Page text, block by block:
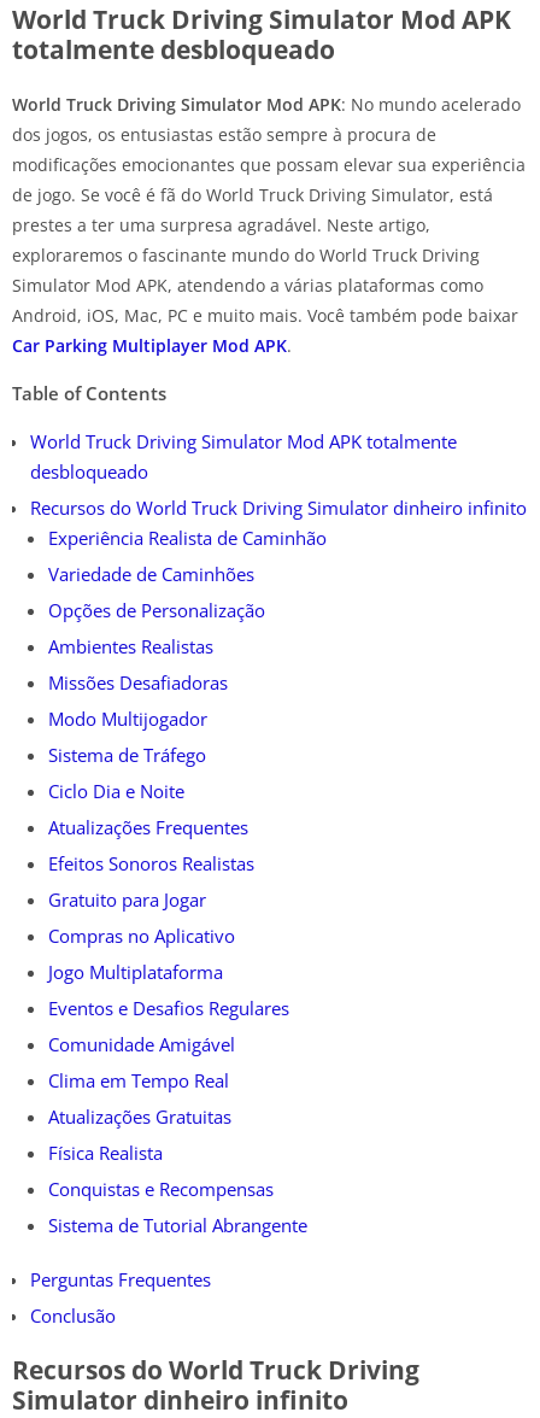
World Truck Driving Simulator Mod APK
totalmente desbloqueado
World Truck Driving Simulator Mod APK: No mundo acelerado
dos jogos, os entusiastas estão sempre à procura de
modificações emocionantes que possam elevar sua experiência
de jogo. Se você é fã do World Truck Driving Simulator, está
prestes a ter uma surpresa agradável. Neste artigo,
exploraremos o fascinante mundo do World Truck Driving
Simulator Mod APK, atendendo a várias plataformas como
Android, iOS, Mac, PC e muito mais. Você também pode baixar
Car Parking Multiplayer Mod APK.
Table of Contents
World Truck Driving Simulator Mod APK totalmente
desbloqueado
Recursos do World Truck Driving Simulator dinheiro infinito
Experiência Realista de Caminhão
Variedade de Caminhões
Opções de Personalização
Ambientes Realistas
Missões Desafiadoras
Modo Multijogador
Sistema de Tráfego
Ciclo Dia e Noite
Atualizações Frequentes
Efeitos Sonoros Realistas
Gratuito para Jogar
Compras no Aplicativo
Jogo Multiplataforma
Eventos e Desafios Regulares
Comunidade Amigável
Clima em Tempo Real
Atualizações Gratuitas
Física Realista
Conquistas e Recompensas
Sistema de Tutorial Abrangente
Perguntas Frequentes
Conclusão
Recursos do World Truck Driving
Simulator dinheiro infinito